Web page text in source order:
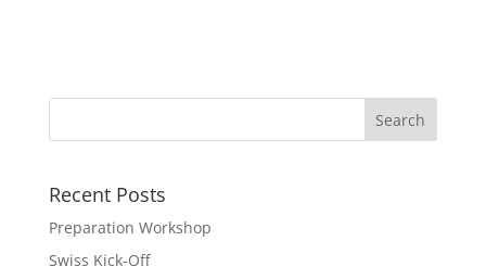
Recent Posts
Preparation Workshop
Swiss Kick-Off